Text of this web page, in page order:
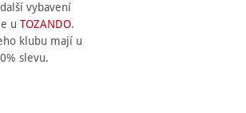
vybavení
u TOZANDO.
klubu mají u
slevu.